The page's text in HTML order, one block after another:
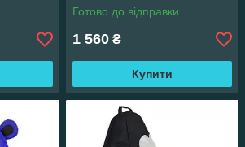
Готово до відправки
1 560 ₴
Купити